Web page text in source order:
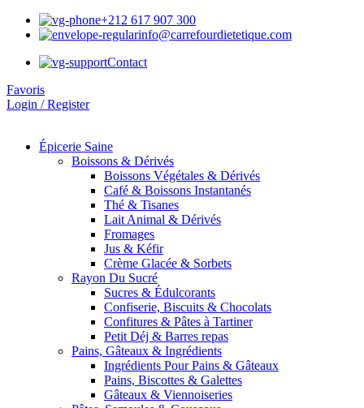
+212 617 907 300
info@carrefourdietetique.com
Contact
Favoris
Login / Register
Épicerie Saine
Boissons & Dérivés
Boissons Végétales & Dérivés
Café & Boissons Instantanés
Thé & Tisanes
Lait Animal & Dérivés
Fromages
Jus & Kéfir
Crème Glacée & Sorbets
Rayon Du Sucré
Sucres & Édulcorants
Confiserie, Biscuits & Chocolats
Confitures & Pâtes à Tartiner
Petit Déj & Barres repas
Pains, Gâteaux & Ingrédients
Ingrédients Pour Pains & Gâteaux
Pains, Biscottes & Galettes
Gâteaux & Viennoiseries